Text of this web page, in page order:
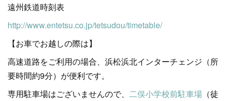
遠州鉄道時刻表
http://www.entetsu.co.jp/tetsudou/timetable/
【お車でお越しの際は】
高速道路をご利用の場合、浜松浜北インターチェンジ（所
要時間約9分）が便利です。
専用駐車場はございませんので、 二俣小学校前駐車場 （徒